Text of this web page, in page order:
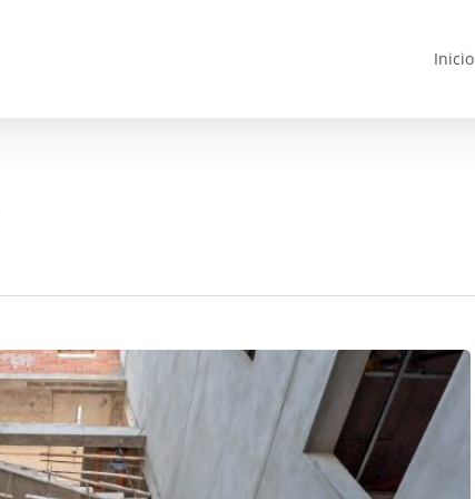
Inicio